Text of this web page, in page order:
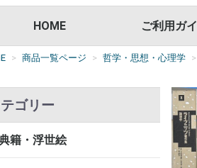
HOME ご利用ガ
商品一覧ページ 哲学・思想・心理学
ゴリー
籍・浮世絵